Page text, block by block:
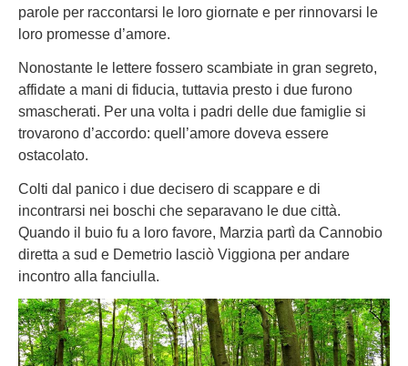
parole per raccontarsi le loro giornate e per rinnovarsi le
loro promesse d’amore.
Nonostante le lettere fossero scambiate in gran segreto,
affidate a mani di fiducia, tuttavia presto i due furono
smascherati. Per una volta i padri delle due famiglie si
trovarono d’accordo: quell’amore doveva essere
ostacolato.
Colti dal panico i due decisero di scappare e di
incontrarsi nei boschi che separavano le due città.
Quando il buio fu a loro favore, Marzia partì da Cannobio
diretta a sud e Demetrio lasciò Viggiona per andare
incontro alla fanciulla.